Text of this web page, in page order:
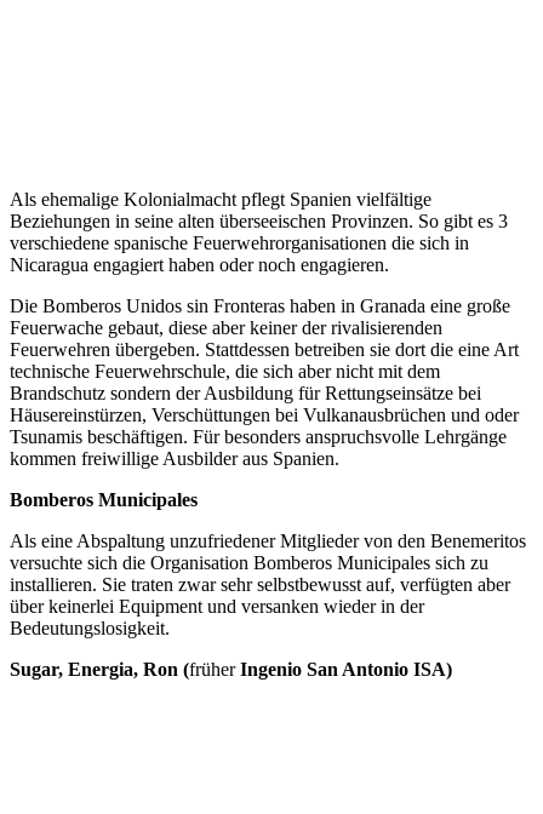
Als ehemalige Kolonialmacht pflegt Spanien vielfältige
Beziehungen in seine alten überseeischen Provinzen. So gibt es 3
verschiedene spanische Feuerwehrorganisationen die sich in
Nicaragua engagiert haben oder noch engagieren.
Die Bomberos Unidos sin Fronteras haben in Granada eine große
Feuerwache gebaut, diese aber keiner der rivalisierenden
Feuerwehren übergeben. Stattdessen betreiben sie dort die eine Art
technische Feuerwehrschule, die sich aber nicht mit dem
Brandschutz sondern der Ausbildung für Rettungseinsätze bei
Häusereinstürzen, Verschüttungen bei Vulkanausbrüchen und oder
Tsunamis beschäftigen. Für besonders anspruchsvolle Lehrgänge
kommen freiwillige Ausbilder aus Spanien.
Bomberos Municipales
Als eine Abspaltung unzufriedener Mitglieder von den Benemeritos
versuchte sich die Organisation Bomberos Municipales sich zu
installieren. Sie traten zwar sehr selbstbewusst auf, verfügten aber
über keinerlei Equipment und versanken wieder in der
Bedeutungslosigkeit.
Sugar, Energia, Ron (früherIngenio San Antonio ISA)